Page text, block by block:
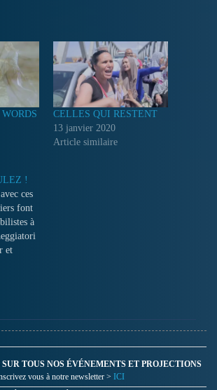
CELLES QUI RESTENT
13 janvier 2020
Article similaire
!
ces
font
à
et
sur
le
TOUS NOS ÉVÉNEMENTS ET PROJECTIONS
vous à notre newsletter > ICI